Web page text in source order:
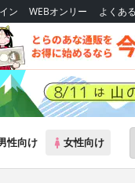
ン WEBオンリー よくあ
性向け 女性向け